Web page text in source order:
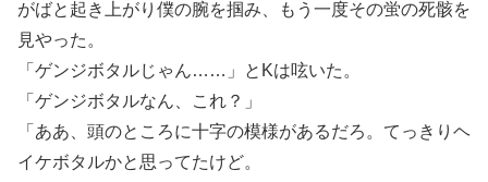
がばと起き上がり僕の腕を掴み、もう一度その蛍の死骸を
見やった。
「ゲンジボタルじゃん……」とKは呟いた。
「ゲンジボタルなん、これ？」
「ああ、頭のところに十字の模様があるだろ。てっきりヘ
イケボタルかと思ってたけど。